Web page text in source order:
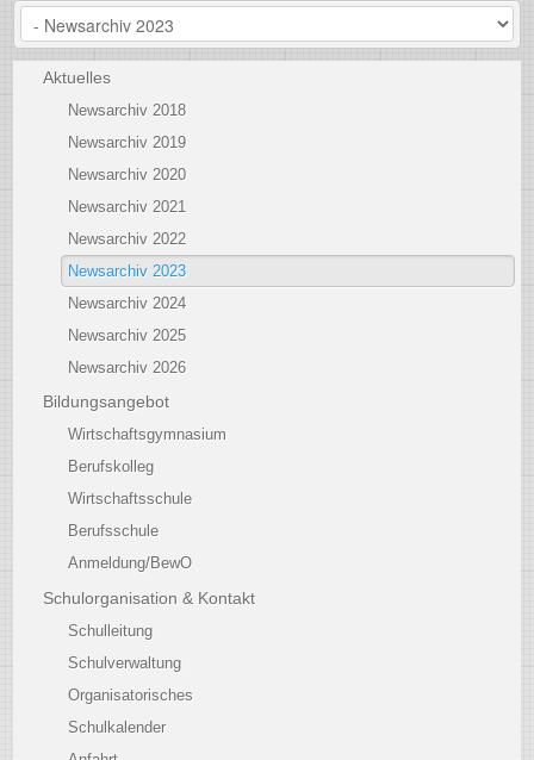
Aktuelles
Newsarchiv 2018
Newsarchiv 2019
Newsarchiv 2020
Newsarchiv 2021
Newsarchiv 2022
Newsarchiv 2023
Newsarchiv 2024
Newsarchiv 2025
Newsarchiv 2026
Bildungsangebot
Wirtschaftsgymnasium
Berufskolleg
Wirtschaftsschule
Berufsschule
Anmeldung/BewO
Schulorganisation & Kontakt
Schulleitung
Schulverwaltung
Organisatorisches
Schulkalender